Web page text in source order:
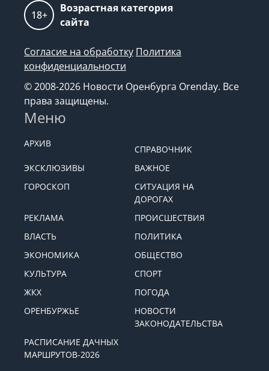
18+
Возрастная категория
сайта
Согласие на обработку Политика
конфиденциальности
© 2008-2026 Новости Оренбурга Orenday. Все
права защищены.
Меню
АРХИВ
СПРАВОЧНИК
ЭКСКЛЮЗИВЫ
ВАЖНОЕ
ГОРОСКОП
СИТУАЦИЯ НА
ДОРОГАХ
РЕКЛАМА
ПРОИСШЕСТВИЯ
ВЛАСТЬ
ПОЛИТИКА
ЭКОНОМИКА
ОБЩЕСТВО
КУЛЬТУРА
СПОРТ
ЖКХ
ПОГОДА
ОРЕНБУРЖЬЕ
НОВОСТИ
ЗАКОНОДАТЕЛЬСТВА
РАСПИСАНИЕ ДАЧНЫХ
МАРШРУТОВ-2026